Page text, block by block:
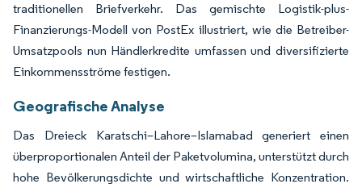
traditionellen Briefverkehr. Das gemischte Logistik-plus-
Finanzierungs-Modell von PostEx illustriert, wie die Betreiber-
Umsatzpools nun Händlerkredite umfassen und diversifizierte
Einkommensströme festigen.
Geografische Analyse
Das Dreieck Karatschi–Lahore–Islamabad generiert einen
überproportionalen Anteil der Paketvolumina, unterstützt durch
hohe Bevölkerungsdichte und wirtschaftliche Konzentration.